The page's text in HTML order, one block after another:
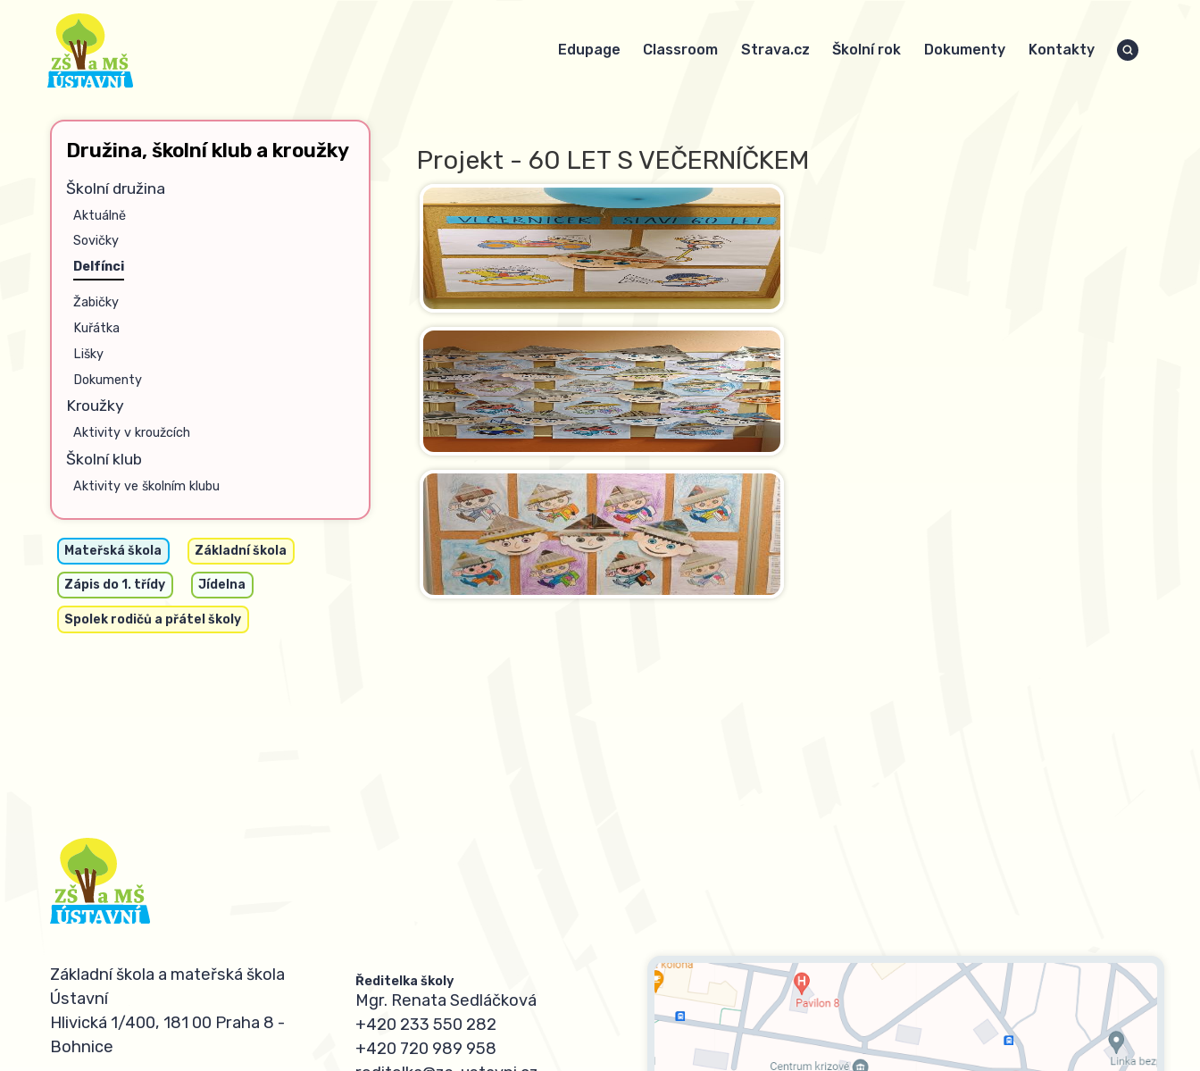
Edupage Classroom Strava.cz Školní rok Dokumenty Kontakty
Družina, školní klub a kroužky
Školní družina
Aktuálně
Sovičky
Delfínci
Žabičky
Kuřátka
Lišky
Dokumenty
Kroužky
Aktivity v kroužcích
Školní klub
Aktivity ve školním klubu
Mateřská škola Základní škola
Zápis do 1. třídy Jídelna
Spolek rodičů a přátel školy
Projekt - 60 LET S VEČERNÍČKEM
Základní škola a mateřská škola
Ústavní
Hlivická 1/400, 181 00 Praha 8 -
Bohnice
Ředitelka školy
Mgr. Renata Sedláčková
+420 233 550 282
+420 720 989 958